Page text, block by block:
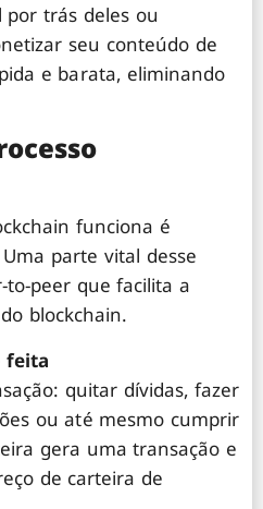
trás deles ou
seu conteúdo de
e barata, eliminando
funciona é
parte vital desse
to-peer que facilita a
blockchain.
feita
quitar dívidas, fazer
ou até mesmo cumprir
gera uma transação e
de carteira de